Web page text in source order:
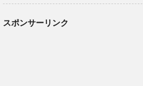
スポンサーリンク